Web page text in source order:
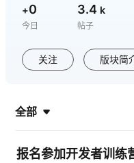
我
的
我
+0
今日
3.4 k
帖子
关注 版块简
全部
报名参加开发者训练